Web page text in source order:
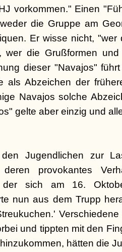
vorkommen." Einen
die Gruppe am
Er wisse nicht, "wer
wer die Grußformen
dieser "Navajos"
als Abzeichen der
Navajos solche
gelte aber einzig und
Jugendlichen zur
provokantes
der sich am 16.
nun aus dem Trupp
und tippten mit den
hätten die